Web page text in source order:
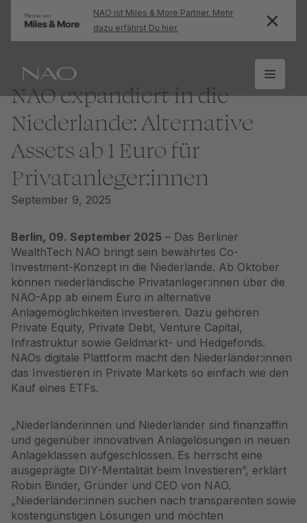
NAO ist Miles & More Partner. Mehr
dazu erfährst Du hier.
NAO expandiert in die
Niederlande: Alternative
Assets ab 1 Euro für
Privatanleger:innen
September 9, 2025
Berlin, 09. September 2025 – Das Berliner
WealthTech NAO bringt sein bewährtes Co-
Investment-Konzept in die Niederlande. Ab Oktober
können niederländische Privatanleger:innen über die
NAO-App ab einem Euro in alternative
Anlagemöglichkeiten investieren. Dazu gehören
Private Equity, Private Debt, Venture Capital,
Infrastruktur sowie Geldmarkt- und Hedgefonds.
NAOs digitale Plattform macht den Niederländer:innen
das Investieren in Private Markets so einfach wie den
Kauf eines ETFs.
„Niederländerinnen und Niederländer sind finanzaffin
und gegenüber innovativen Anlagelösungen in neuen
Anlageklassen aufgeschlossen. Es herrscht eine
ausgeprägte DIY-Mentalität beim Investieren”, erklärt
Robin Binder, Gründer und CEO von NAO.
„Niederländer:innen suchen nach transparenten sowie
kostengünstigen Lösungen und möchten